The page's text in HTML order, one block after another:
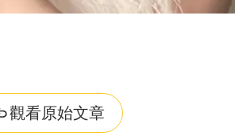
觀看原始文章